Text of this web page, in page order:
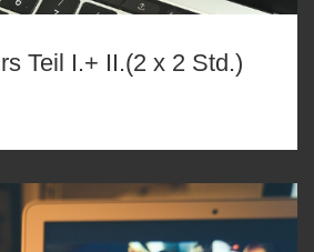
Teil I.+ II.(2 x 2 Std.)